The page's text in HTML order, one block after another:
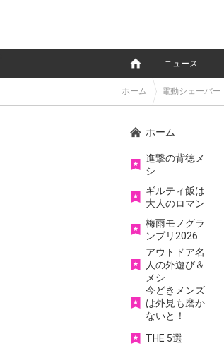
ニュース
ホーム 電動シェーバー
ホーム
進撃の背徳メ
シ
ギルティ飯は
大人のロマン
梅雨モノグラ
ンプリ2026
アウトドア名
人の外遊び＆
メシ
今どきメンズ
は外見も磨か
ないと！
THE 5選